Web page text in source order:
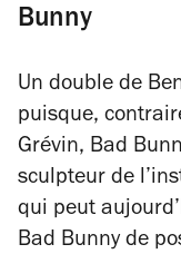
Bunny
Un double de
puisque,
Grévin, Bad
sculpteur de
qui peut
Bad Bunny de